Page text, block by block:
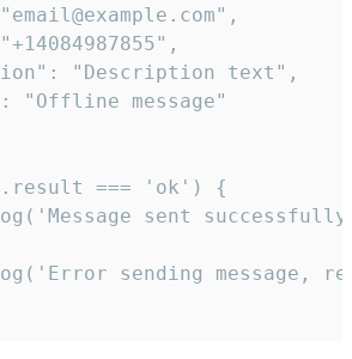
"Description text",
"Offline message"
=== 'ok') {
sent
sending message,